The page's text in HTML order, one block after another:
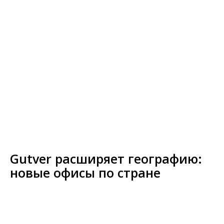
Gutver расширяет географию:
новые офисы по стране